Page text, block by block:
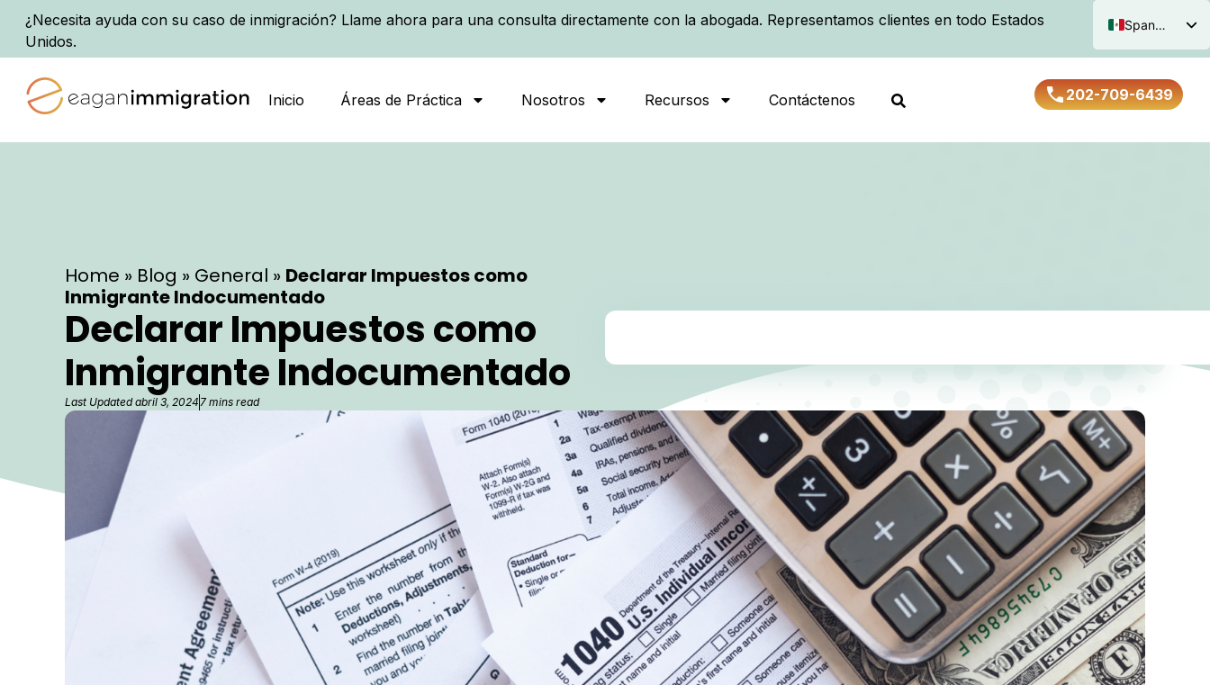
¿Necesita ayuda con su caso de inmigración? Llame ahora para una consulta directamente con la abogada. Representamos clientes en todo Estados
Unidos.
Spanish
English
Inicio Áreas de Práctica Nosotros Recursos Contáctenos 202-709-6439
Home » Blog » General » Declarar Impuestos como
Inmigrante Indocumentado
Declarar Impuestos como
Inmigrante Indocumentado
Last Updated abril 3, 20247 mins read